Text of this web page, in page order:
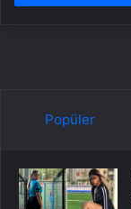
Popüler